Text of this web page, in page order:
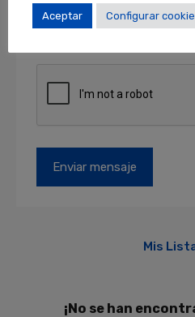
otros derechos en
Más información en el
Mis
¡No se han
Aceptar Configurar